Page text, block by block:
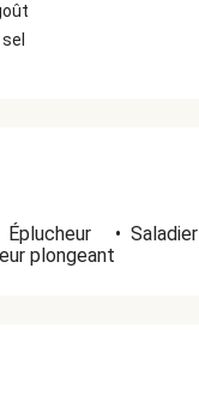
Éplucheur • Saladier
plongeant